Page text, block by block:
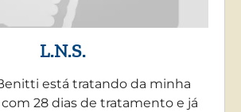
L.N.S.
está tratando da minha
28 dias de tratamento e já